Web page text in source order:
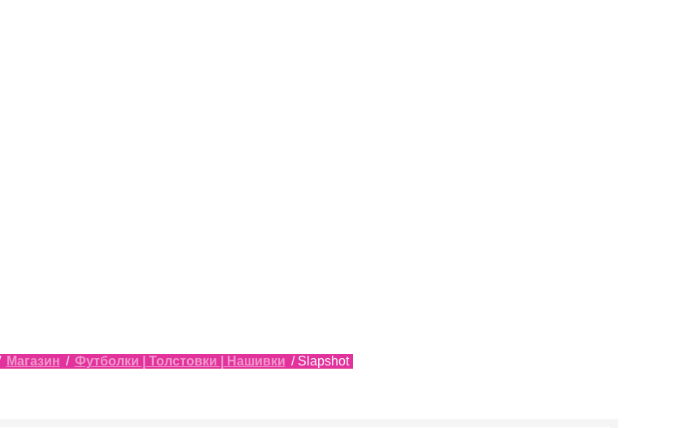
Магазин / Футболки | Толстовки | Нашивки / Slapshot